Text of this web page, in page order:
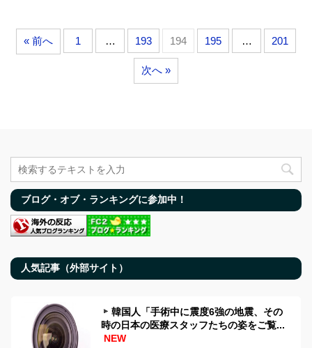
« 前へ 1 … 193 194 195 … 201
次へ »
ブログ・オブ・ランキングに参加中！
人気記事（外部サイト）
韓国人「手術中に震度6強の地震、その
時の日本の医療スタッフたちの姿をご覧...
NEW